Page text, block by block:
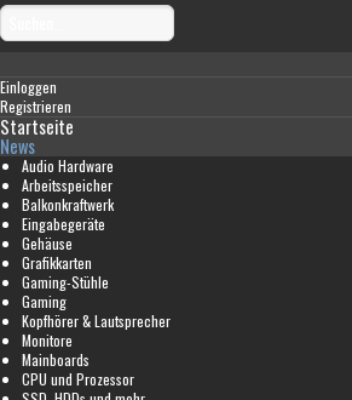
Einloggen
Registrieren
Startseite
News
Audio Hardware
Arbeitsspeicher
Balkonkraftwerk
Eingabegeräte
Gehäuse
Grafikkarten
Gaming-Stühle
Gaming
Kopfhörer & Lautsprecher
Monitore
Mainboards
CPU und Prozessor